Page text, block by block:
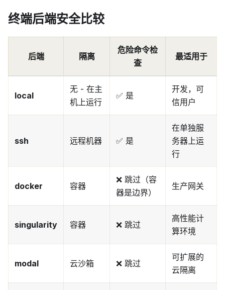
终端后端安全比较
后端 隔离
危险命令检
查
最适用于
local
无 - 在主
机上运行
✅ 是
开发，可
信用户
ssh 远程机器 ✅ 是
在单独服
务器上运
行
docker 容器
❌ 跳过（容
器是边界）
生产网关
singularity 容器 ❌ 跳过
高性能计
算环境
modal 云沙箱 ❌ 跳过
可扩展的
云隔离